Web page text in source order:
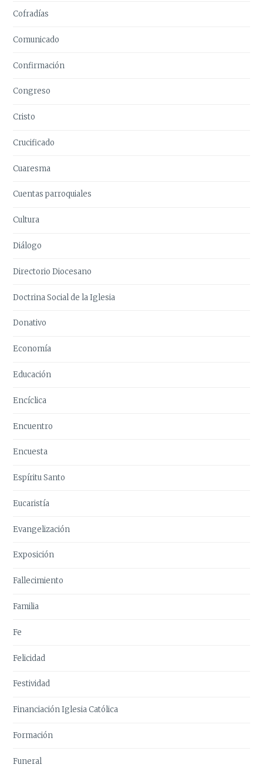
Cofradías
Comunicado
Confirmación
Congreso
Cristo
Crucificado
Cuaresma
Cuentas parroquiales
Cultura
Diálogo
Directorio Diocesano
Doctrina Social de la Iglesia
Donativo
Economía
Educación
Encíclica
Encuentro
Encuesta
Espíritu Santo
Eucaristía
Evangelización
Exposición
Fallecimiento
Familia
Fe
Felicidad
Festividad
Financiación Iglesia Católica
Formación
Funeral